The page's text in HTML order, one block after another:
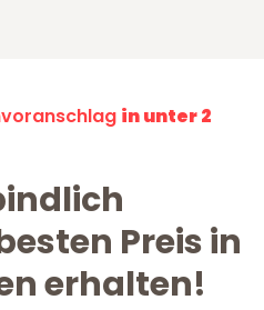
in unter 2
Preis in
erhalten!